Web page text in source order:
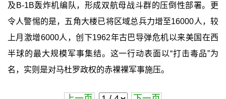
及B-1B轰炸机编队，形成双航母战斗群的压倒性部署。更
令人警惕的是，五角大楼已将区域总兵力增至16000人，较
上月激增6000人，创下1962年古巴导弹危机以来美国在西
半球的最大规模军事集结。这一行动表面以“打击毒品”为
名，实则是对马杜罗政权的赤裸裸军事施压。